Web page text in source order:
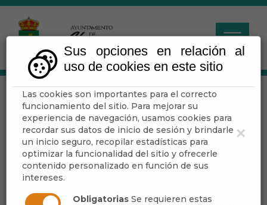
×
Sus opciones en relación al
uso de cookies en este sitio
Las cookies son importantes para el correcto
funcionamiento del sitio. Para mejorar su
experiencia de navegación, usamos cookies para
recordar sus datos de inicio de sesión y brindarle
un inicio seguro, recopilar estadísticas para
optimizar la funcionalidad del sitio y ofrecerle
contenido personalizado en función de sus
intereses.
Obligatorias Se requieren estas
Tablón de anuncios
Escuchar
Alcaldía